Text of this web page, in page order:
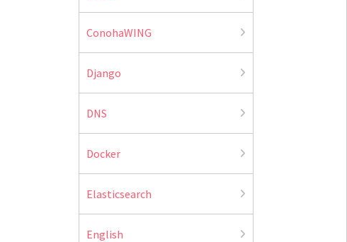
ConohaWING
Django
DNS
Docker
Elasticsearch
English